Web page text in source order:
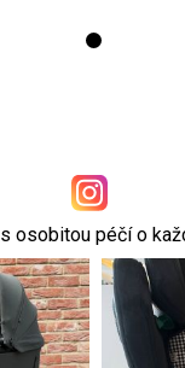
s osobitou péčí o